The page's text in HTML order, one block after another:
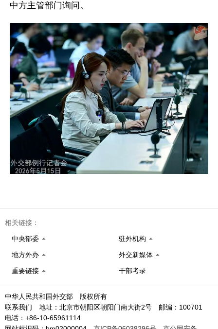
中方主管部门询问。
相关链接：
中央部委 驻外机构
地方外办 外交新媒体
重要链接 干部考录
中华人民共和国外交部 版权所有
联系我们 地址：北京市朝阳区朝阳门南大街2号 邮编：100701
电话：+86-10-65961114